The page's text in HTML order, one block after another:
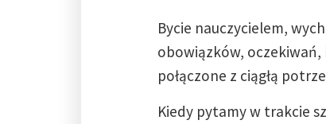
Bycie nauczycielem,
obowiązków,
połączone z ciągłą
Kiedy pytamy w trakcie